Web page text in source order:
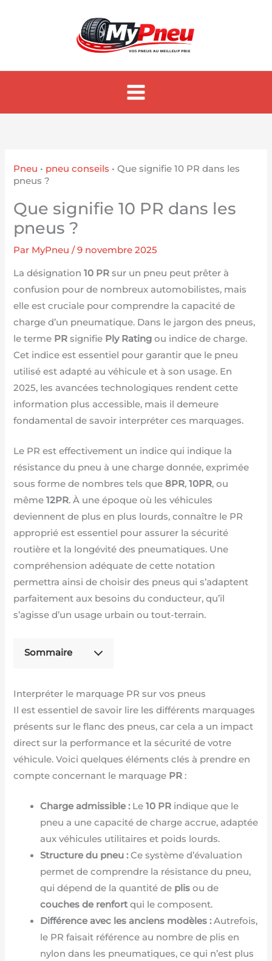
Pneu • pneu conseils •Que signifie 10 PR dans les
pneus ?
Que signifie 10 PR dans les
pneus ?
Par MyPneu/9 novembre 2025
La désignation10 PR sur un pneu peut prêter à
confusion pour de nombreux automobilistes, mais
elle est cruciale pour comprendre la capacité de
charge d’un pneumatique. Dans le jargon des pneus,
le terme PR signifie Ply Rating ou indice de charge.
Cet indice est essentiel pour garantir que le pneu
utilisé est adapté au véhicule et à son usage. En
2025, les avancées technologiques rendent cette
information plus accessible, mais il demeure
fondamental de savoir interpréter ces marquages.
Le PR est effectivement un indice qui indique la
résistance du pneu à une charge donnée, exprimée
sous forme de nombres tels que8PR,10PR, ou
même12PR. À une époque où les véhicules
deviennent de plus en plus lourds, connaître le PR
approprié est essentiel pour assurer la sécurité
routière et la longévité des pneumatiques. Une
compréhension adéquate de cette notation
permettra ainsi de choisir des pneus qui s’adaptent
parfaitement aux besoins du conducteur, qu’il
s’agisse d’un usage urbain ou tout-terrain.
Sommaire
Interpréter le marquage PR sur vos pneus
Il est essentiel de savoir lire les différents marquages
présents sur le flanc des pneus, car cela a un impact
direct sur la performance et la sécurité de votre
véhicule. Voici quelques éléments clés à prendre en
compte concernant le marquage PR :
Charge admissible :Le10 PR indique que le
pneu a une capacité de charge accrue, adaptée
aux véhicules utilitaires et poids lourds.
Structure du pneu :Ce système d’évaluation
permet de comprendre la résistance du pneu,
qui dépend de la quantité de plis ou de
couches de renfortqui le composent.
Différence avec les anciens modèles :Autrefois,
le PR faisait référence au nombre de plis en
nylon dans les pneumatiques, ce qui n’est plus